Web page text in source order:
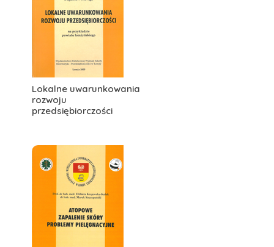
Lokalne uwarunkowania
rozwoju
przedsiębiorczości